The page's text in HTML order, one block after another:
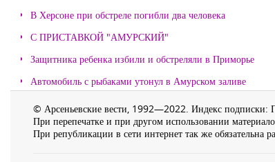
В Херсоне при обстреле погибли два человека
С ПРИСТАВКОЙ "АМУРСКИЙ"
Защитника ребенка избили и обстреляли в Приморье
Автомобиль с рыбаками утонул в Амурском заливе
© Арсеньевские вести, 1992—2022. Индекс подписки:
При перепечатке и при другом использовании
При републикации в сети интернет так же обязательна